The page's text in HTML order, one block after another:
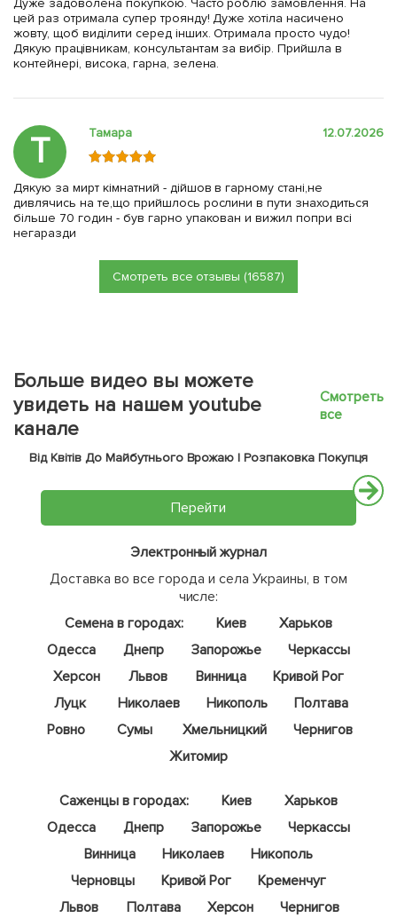
Дуже задоволена покупкою. Часто роблю замовлення. На
цей раз отримала супер троянду! Дуже хотіла насичено
жовту, щоб виділити серед інших. Отримала просто чудо!
Дякую працівникам, консультантам за вибір. Прийшла в
контейнері, висока, гарна, зелена.
Т Тамара 12.07.2026
Дякую за мирт кімнатний - дійшов в гарному стані,не
дивлячись на те,що прийшлось рослини в пути знаходиться
більше 70 годин - був гарно упакован и вижил попри всі
негаразди
Смотреть все отзывы (16587)
Больше видео вы можете
увидеть на нашем youtube
канале
Смотреть
все
Від Квітів До Майбутнього Врожаю | Розпаковка Покупця
Перейти
Электронный журнал
Доставка во все города и села Украины, в том
числе:
Семена в городах:
Киев
Харьков
Одесса
Днепр Запорожье
Черкассы
Херсон
Львов Винница
Кривой Рог
Луцк
Николаев Никополь
Полтава
Ровно
Сумы Хмельницкий
Чернигов
Житомир
Саженцы в городах: Киев
Харьков
Одесса
Днепр Запорожье
Черкассы
Винница
Николаев
Никополь
Черновцы
Кривой Рог
Кременчуг
Львов
Полтава Херсон
Чернигов